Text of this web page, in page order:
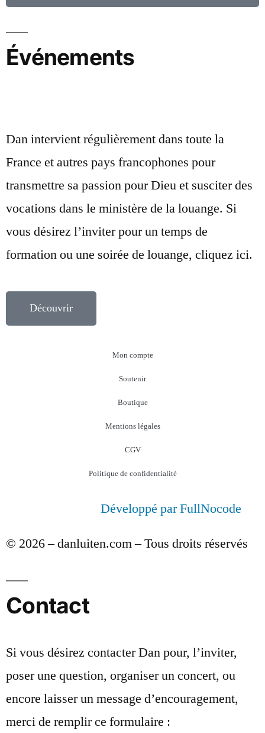
Événements
Dan intervient régulièrement dans toute la
France et autres pays francophones pour
transmettre sa passion pour Dieu et susciter des
vocations dans le ministère de la louange. Si
vous désirez l’inviter pour un temps de
formation ou une soirée de louange, cliquez ici.
Découvrir
Mon compte
Soutenir
Boutique
Mentions légales
CGV
Politique de confidentialité
Développé par FullNocode
© 2026 – danluiten.com – Tous droits réservés
Contact
Si vous désirez contacter Dan pour, l’inviter,
poser une question, organiser un concert, ou
encore laisser un message d’encouragement,
merci de remplir ce formulaire :